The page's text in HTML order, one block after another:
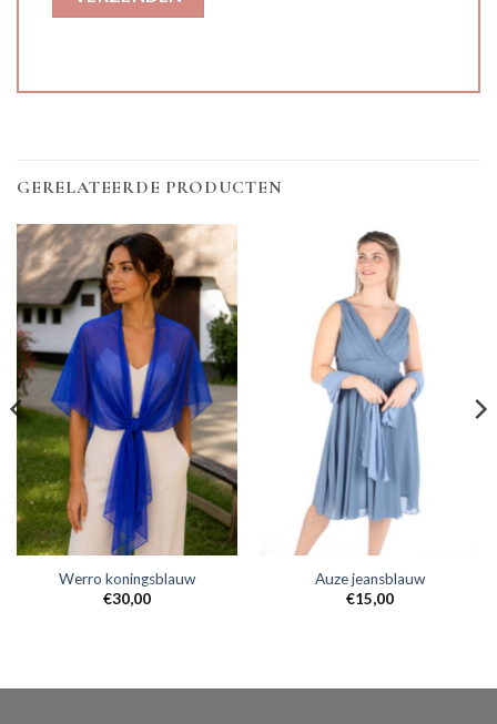
GERELATEERDE PRODUCTEN
Werro koningsblauw
€30,00
Auze jeansblauw
€15,00